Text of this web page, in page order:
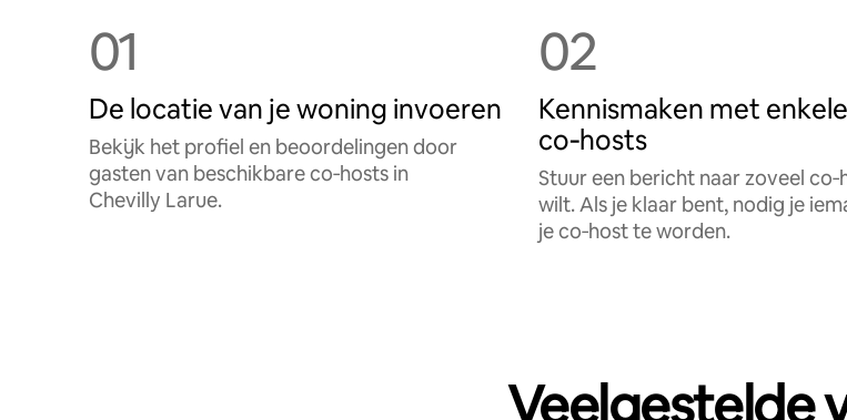
01
De locatie van je woning invoeren
Bekijk het profiel en beoordelingen door
gasten van beschikbare co‑hosts in
Chevilly Larue.
02
Kennismaken met enkele
co‑hosts
Stuur een bericht naar zoveel
wilt. Als je klaar bent, nodig je
je co‑host te worden.
Veelgestelde